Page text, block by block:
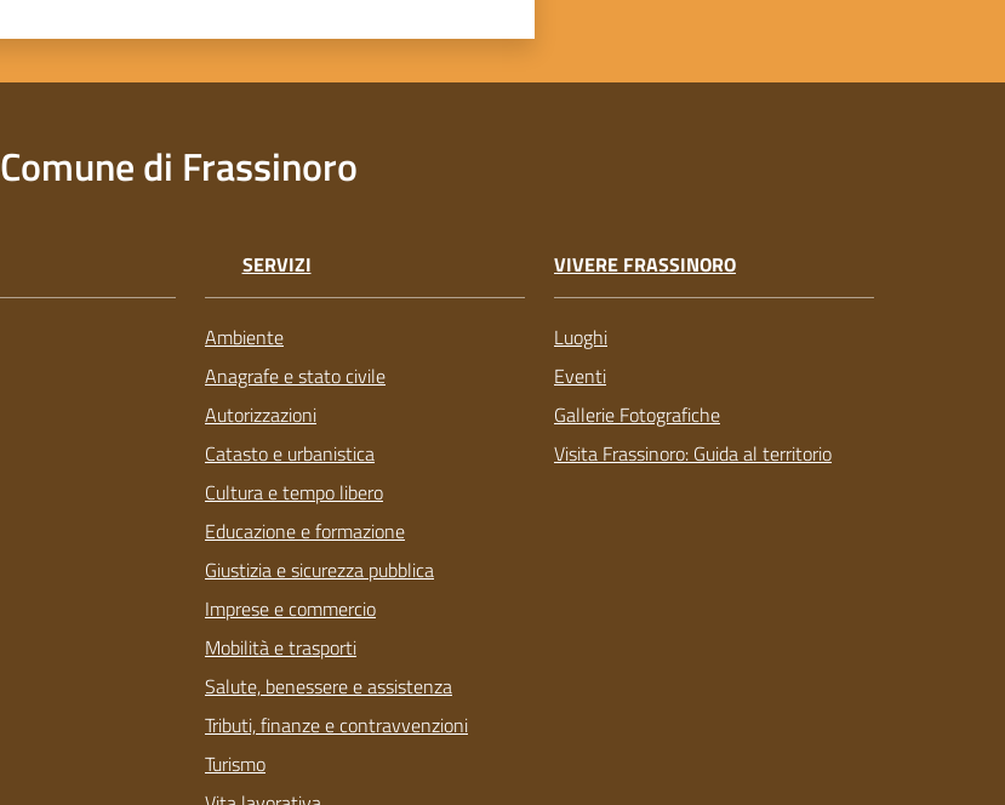
Comune di Frassinoro
SERVIZI
Ambiente
Anagrafe e stato civile
Autorizzazioni
Catasto e urbanistica
Cultura e tempo libero
Educazione e formazione
Giustizia e sicurezza pubblica
Imprese e commercio
Mobilità e trasporti
Salute, benessere e assistenza
Tributi, finanze e contravvenzioni
Turismo
VIVERE FRASSINORO
Luoghi
Eventi
Gallerie Fotografiche
Visita Frassinoro: Guida al territorio